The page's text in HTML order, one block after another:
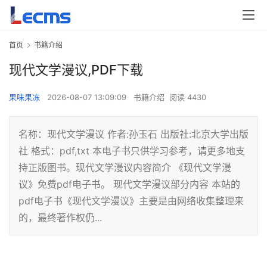
首页 书籍介绍
现代文学漫议,PDF下载
果味果冻 2026-08-07 13:09:09 书籍介绍 阅读 4430
名称：现代文学漫议 作者:孙玉石 出版社:北京大学出版
社 格式：pdf,txt 本电子书只供学习参考，请更多地支
持正版图书。现代文学漫议内容简介 《现代文学漫
议》免费pdf电子书。 现代文学漫议部分内容 本站的
pdf电子书《现代文学漫议》主要是由网络收集整理来
的，最终著作权仍...